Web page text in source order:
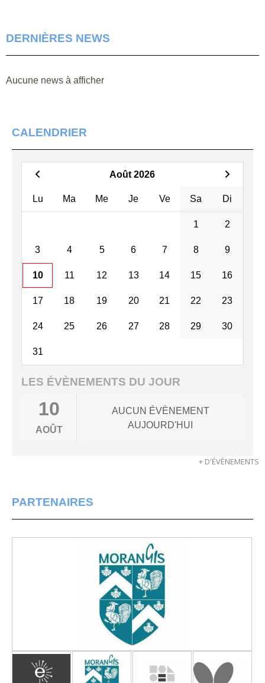
DERNIÈRES NEWS
Aucune news à afficher
CALENDRIER
Août 2026
Lu Ma Me Je Ve Sa Di
1 2
3 4 5 6 7 8 9
10 11 12 13 14 15 16
17 18 19 20 21 22 23
24 25 26 27 28 29 30
31
LES ÉVÈNEMENTS DU JOUR
10
AOÛT
AUCUN ÉVÈNEMENT
AUJOURD'HUI
+ D'ÉVÈNEMENTS
PARTENAIRES